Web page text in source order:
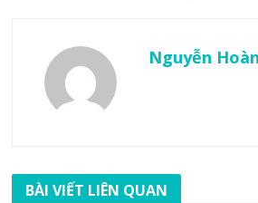
Nguyễn
BÀI VIẾT LIÊN QUAN